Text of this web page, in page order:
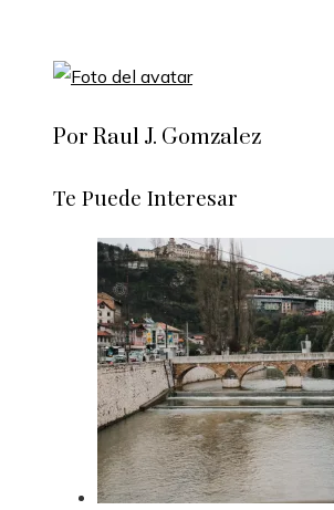
Por Raul J. Gomzalez
Te Puede Interesar